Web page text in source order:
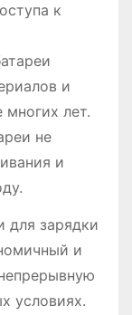
к
и
многих лет.
не
и
для зарядки
и
условиях.